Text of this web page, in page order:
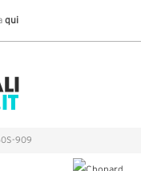
qui
909